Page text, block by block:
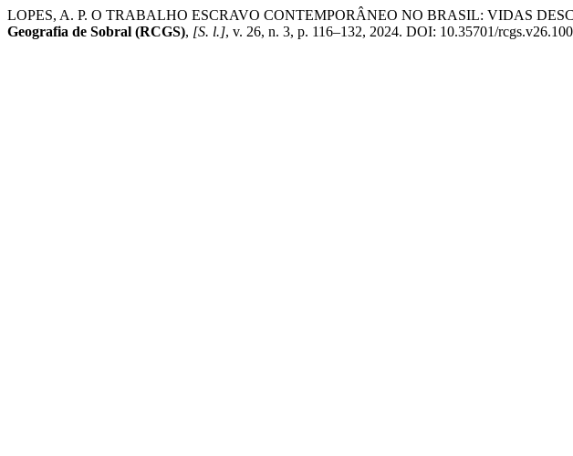
LOPES, A. P. O TRABALHO ESCRAVO CONTEMPORÂNEO NO BRASIL: VIDAS
Geografia de Sobral (RCGS), [S. l.], v. 26, n. 3, p. 116–132, 2024. DOI: 10.35701/